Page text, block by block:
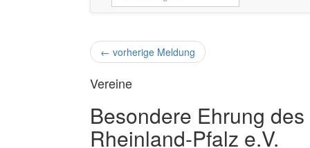
← vorherige Meldung
Vereine
Besondere Ehrung
Rheinland-Pfalz e.V.